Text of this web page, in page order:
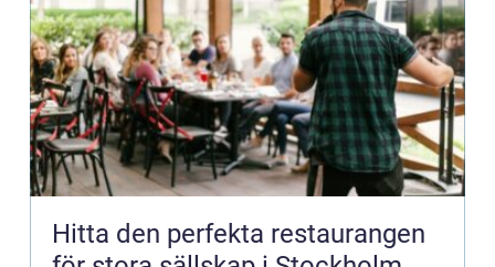
Hitta den perfekta restaurangen